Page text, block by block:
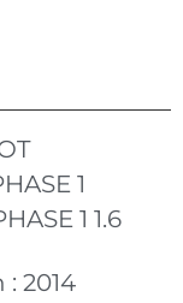
1
1 1.6
: 2014